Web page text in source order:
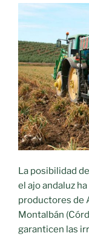
La posibilidad
el ajo andaluz
productores de
Montalbán
garanticen las